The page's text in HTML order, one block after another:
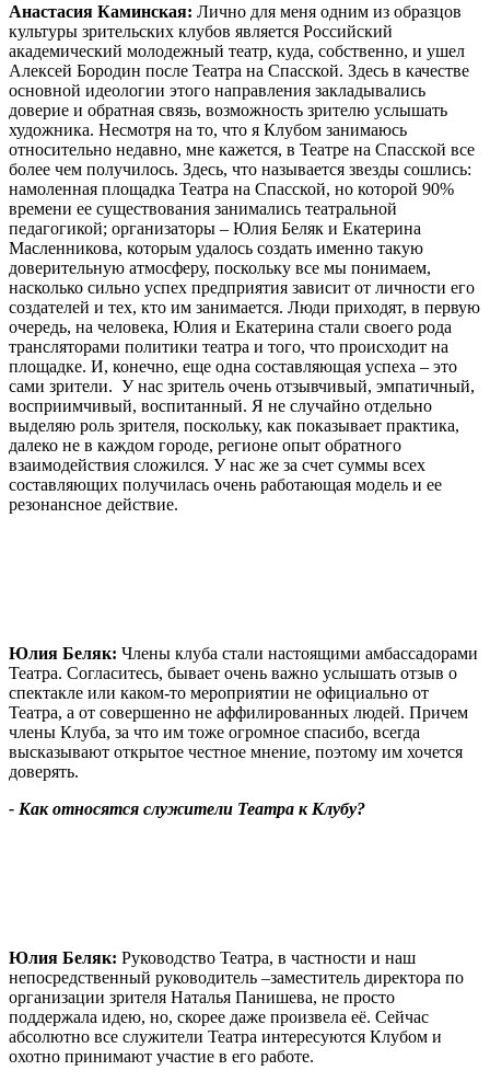
Анастасия Каминская: Лично для меня одним из образцов
культуры зрительских клубов является Российский
академический молодежный театр, куда, собственно, и ушел
Алексей Бородин после Театра на Спасской. Здесь в качестве
основной идеологии этого направления закладывались
доверие и обратная связь, возможность зрителю услышать
художника. Несмотря на то, что я Клубом занимаюсь
относительно недавно, мне кажется, в Театре на Спасской все
более чем получилось. Здесь, что называется звезды сошлись:
намоленная площадка Театра на Спасской, но которой 90%
времени ее существования занимались театральной
педагогикой; организаторы – Юлия Беляк и Екатерина
Масленникова, которым удалось создать именно такую
доверительную атмосферу, поскольку все мы понимаем,
насколько сильно успех предприятия зависит от личности его
создателей и тех, кто им занимается. Люди приходят, в первую
очередь, на человека, Юлия и Екатерина стали своего рода
трансляторами политики театра и того, что происходит на
площадке. И, конечно, еще одна составляющая успеха – это
сами зрители. У нас зритель очень отзывчивый, эмпатичный,
восприимчивый, воспитанный. Я не случайно отдельно
выделяю роль зрителя, поскольку, как показывает практика,
далеко не в каждом городе, регионе опыт обратного
взаимодействия сложился. У нас же за счет суммы всех
составляющих получилась очень работающая модель и ее
резонансное действие.
Юлия Беляк: Члены клуба стали настоящими амбассадорами
Театра. Согласитесь, бывает очень важно услышать отзыв о
спектакле или каком-то мероприятии не официально от
Театра, а от совершенно не аффилированных людей. Причем
члены Клуба, за что им тоже огромное спасибо, всегда
высказывают открытое честное мнение, поэтому им хочется
доверять.
- Как относятся служители Театра к Клубу?
Юлия Беляк: Руководство Театра, в частности и наш
непосредственный руководитель –заместитель директора по
организации зрителя Наталья Панишева, не просто
поддержала идею, но, скорее даже произвела её. Сейчас
абсолютно все служители Театра интересуются Клубом и
охотно принимают участие в его работе.